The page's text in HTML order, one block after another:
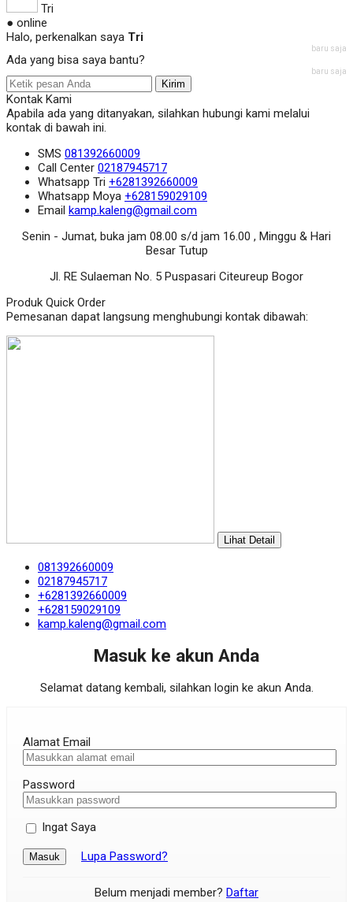
Tri
● online
Halo, perkenalkan saya Tri
baru saja
Ada yang bisa saya bantu?
baru saja
Kirim
Kontak Kami
Apabila ada yang ditanyakan, silahkan hubungi kami melalui
kontak di bawah ini.
SMS 081392660009
Call Center 02187945717
Whatsapp Tri +6281392660009
Whatsapp Moya +628159029109
Email kamp.kaleng@gmail.com
Senin - Jumat, buka jam 08.00 s/d jam 16.00 , Minggu & Hari
Besar Tutup
Jl. RE Sulaeman No. 5 Puspasari Citeureup Bogor
Produk Quick Order
Pemesanan dapat langsung menghubungi kontak dibawah:
Lihat Detail
081392660009
02187945717
+6281392660009
+628159029109
kamp.kaleng@gmail.com
Masuk ke akun Anda
Selamat datang kembali, silahkan login ke akun Anda.
Alamat Email
Password
Ingat Saya
Masuk Lupa Password?
Belum menjadi member? Daftar